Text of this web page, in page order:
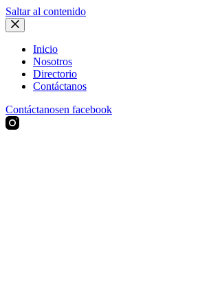
Saltar al contenido
Inicio
Nosotros
Directorio
Contáctanos
Contáctanosen facebook